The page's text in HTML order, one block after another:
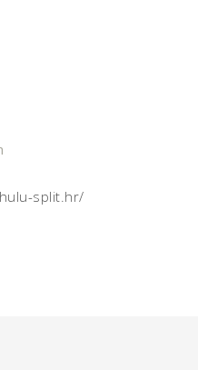
split.hr/